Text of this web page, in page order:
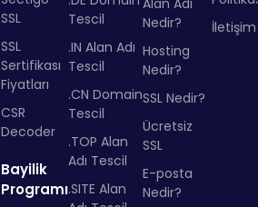
SSL
SSL
Sertifikası
Fiyatları
CSR
Decoder
Bayilik
Programı
Tescil
.IN Alan Adı
Tescil
.CN Domain
Tescil
.TOP Alan
Adı Tescil
.SITE Alan
Alan Adı
Nedir?
Hosting
Nedir?
SSL Nedir?
Ücretsiz
SSL
E-posta
Nedir?
İletişim